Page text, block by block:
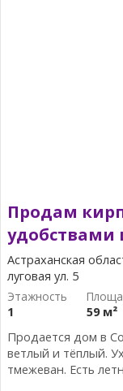
Продам
удобствами
Астраханская
луговая ул. 5
1
59 м²
Продается дом в
ветлый и тёплый.
тмежеван. Есть